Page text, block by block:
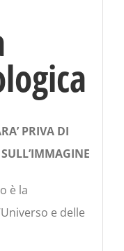
PRIVA DI
è la
e delle